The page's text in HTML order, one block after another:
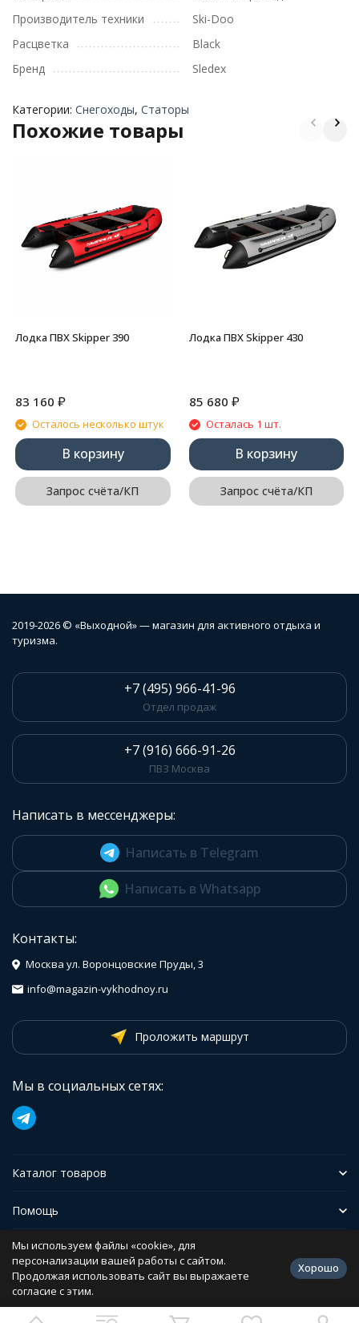
Производитель техники
Ski-Doo
Расцветка
Black
Бренд
Sledex
Категории: Снегоходы, Статоры
Похожие товары
Лодка ПВХ Skipper 390
83 160 ₽
Осталось несколько штук
В корзину
Запрос счёта/КП
Лодка ПВХ Skipper 430
85 680 ₽
Осталась 1 шт.
В корзину
Запрос счёта/КП
2019-2026 © «Выходной» — магазин для активного отдыха и
туризма.
+7 (495) 966-41-96
Отдел продаж
+7 (916) 666-91-26
ПВЗ Москва
Написать в мессенджеры:
Написать в Telegram
Написать в Whatsapp
Контакты:
Москва ул. Воронцовские Пруды, 3
info@magazin-vykhodnoy.ru
Проложить маршрут
Мы в социальных сетях:
Каталог товаров
Помощь
Иформация
Политика персональных данных
Мы используем файлы «cookie», для
персонализации вашей работы с сайтом.
Продолжая использовать сайт вы выражаете
согласие с этим.
Хорошо